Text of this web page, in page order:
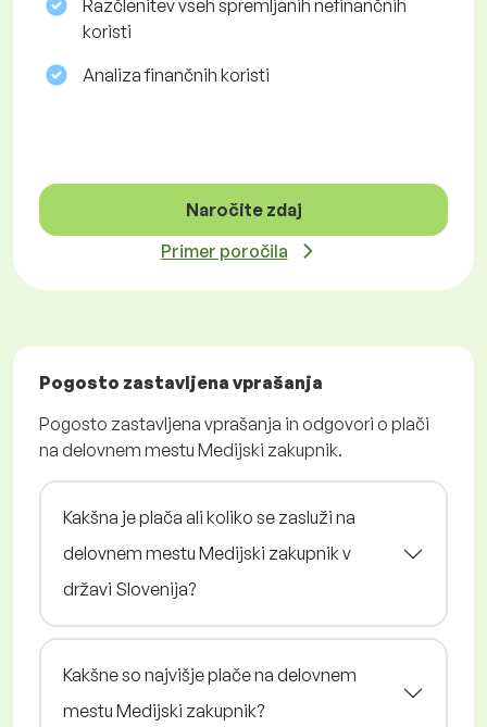
Razčlenitev vseh spremljanih nefinančnih
koristi
Analiza finančnih koristi
Naročite zdaj
Primer poročila
Pogosto zastavljena vprašanja
Pogosto zastavljena vprašanja in odgovori o plači
na delovnem mestu Medijski zakupnik.
Kakšna je plača ali koliko se zasluži na
delovnem mestu Medijski zakupnik v
državi Slovenija?
Kakšne so najvišje plače na delovnem
mestu Medijski zakupnik?